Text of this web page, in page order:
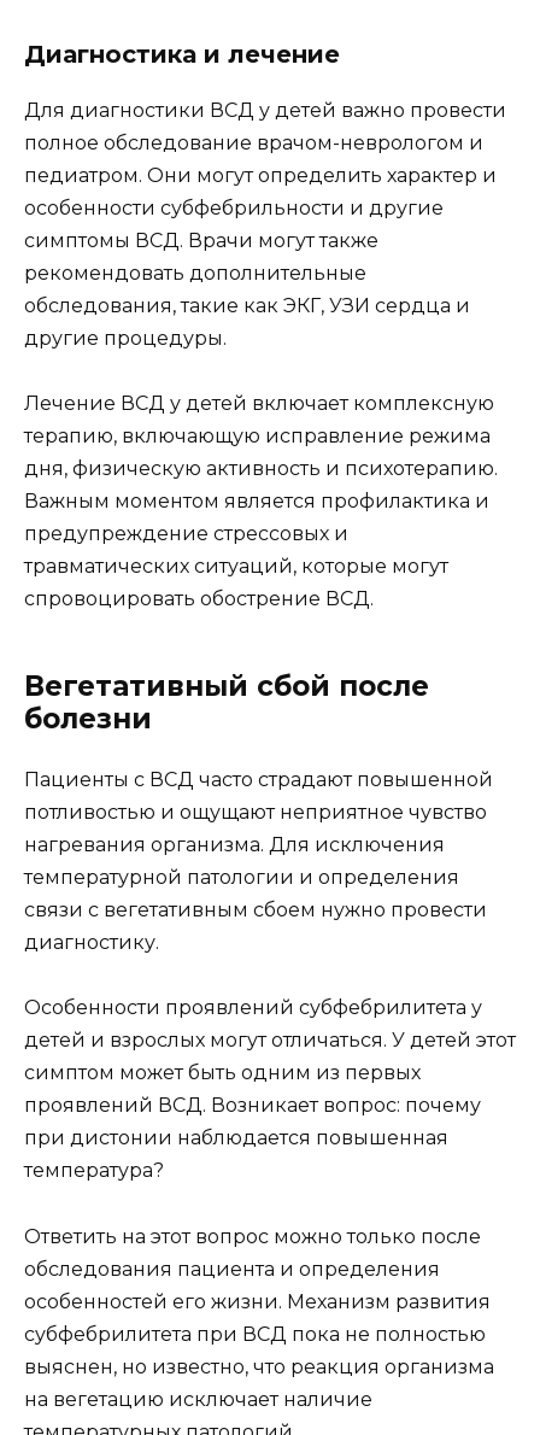
Диагностика и лечение
Для диагностики ВСД у детей важно провести
полное обследование врачом-неврологом и
педиатром. Они могут определить характер и
особенности субфебрильности и другие
симптомы ВСД. Врачи могут также
рекомендовать дополнительные
обследования, такие как ЭКГ, УЗИ сердца и
другие процедуры.
Лечение ВСД у детей включает комплексную
терапию, включающую исправление режима
дня, физическую активность и психотерапию.
Важным моментом является профилактика и
предупреждение стрессовых и
травматических ситуаций, которые могут
спровоцировать обострение ВСД.
Вегетативный сбой после
болезни
Пациенты с ВСД часто страдают повышенной
потливостью и ощущают неприятное чувство
нагревания организма. Для исключения
температурной патологии и определения
связи с вегетативным сбоем нужно провести
диагностику.
Особенности проявлений субфебрилитета у
детей и взрослых могут отличаться. У детей этот
симптом может быть одним из первых
проявлений ВСД. Возникает вопрос: почему
при дистонии наблюдается повышенная
температура?
Ответить на этот вопрос можно только после
обследования пациента и определения
особенностей его жизни. Механизм развития
субфебрилитета при ВСД пока не полностью
выяснен, но известно, что реакция организма
на вегетацию исключает наличие